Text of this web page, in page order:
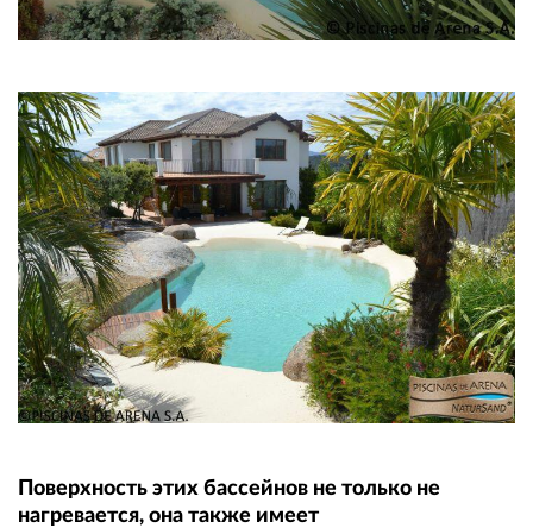
Поверхность этих бассейнов не только не
нагревается, она также имеет